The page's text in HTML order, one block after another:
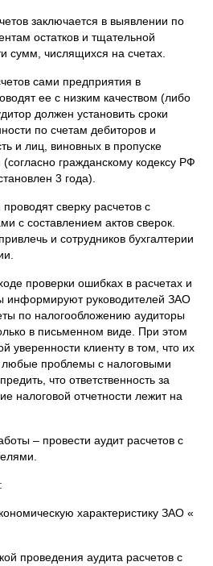
заключается в выявлении по
остатков и тщательной
сумм, числящихся на счетах.
сами предприятия в
ее с низким качеством (либо
должен установить сроки
по счетам дебиторов и
и лиц, виновных в пропуске
(согласно гражданскому кодексу РФ
3 года).
сверку расчетов с
с составлением актов сверок.
и сотрудников бухгалтерии
проверки ошибках в расчетах и
информируют руководителей ЗАО
по налогообложению аудиторы
в письменном виде. При этом
уверенности клиенту в том, что их
любые проблемы с налоговыми
что ответственность за
налоговой отчетности лежит на
– провести аудит расчетов с
характеристику ЗАО «
проведения аудита расчетов с